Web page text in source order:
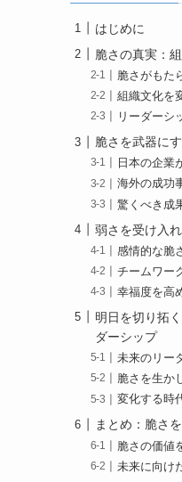
はじめに
脆さの真実：
脆さがもた
組織文化を
リーダーシ
脆さを武器に
日本の企業
海外の成功
驚くべき成
弱さを受け入
感情的な脆
チームワー
幸福度を高
明日を切り拓
ダーシップ
未来のリー
脆さを生か
変化する時
まとめ：脆さ
脆さの価値
未来に向け